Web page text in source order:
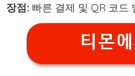
장점: 빠른 결제 및 QR 코드
티몬